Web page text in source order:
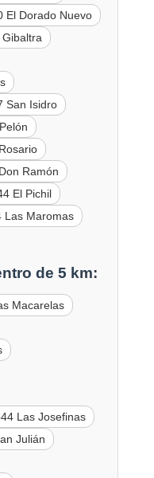
El Dorado Nuevo
San Isidro
Ramón
El Pichil
Las Maromas
de 5 km:
Macarelas
Las Josefinas
Julián